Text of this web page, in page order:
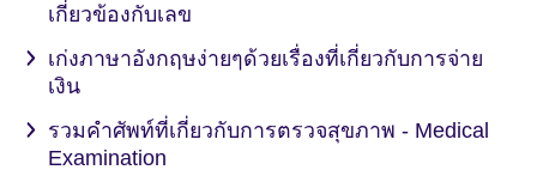
เกี่ยวข้องกับเลข
เก่งภาษาอังกฤษง่ายๆด้วยเรื่องที่เกี่ยวกับการจ่าย
เงิน
รวมคำศัพท์ที่เกี่ยวกับการตรวจสุขภาพ - Medical
Examination